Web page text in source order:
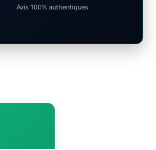
Avis 100% authentiques